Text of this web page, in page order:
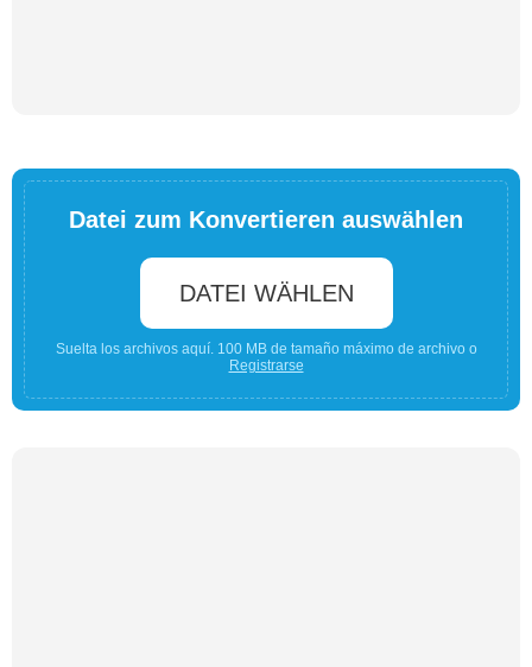
Datei zum Konvertieren auswählen
DATEI WÄHLEN
Suelta los archivos aquí. 100 MB de tamaño máximo de archivo o
Registrarse